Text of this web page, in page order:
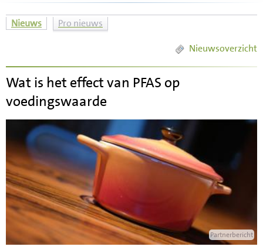
Nieuws Pro nieuws
Nieuwsoverzicht
Wat is het effect van PFAS op
voedingswaarde
Partnerbericht